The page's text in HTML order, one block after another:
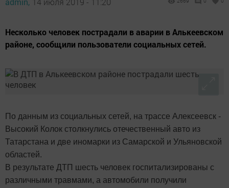
Несколько человек пострадали в аварии в Алькеевском
районе, сообщили пользователи социальных сетей.
По данным из социальных сетей, на трассе Алексеевск -
Высокий Колок столкнулись отечественный авто из
Татарстана и две иномарки из Самарской и Ульяновской
областей.
В результате ДТП шесть человек госпитализированы с
различными травмами, а автомобили получили